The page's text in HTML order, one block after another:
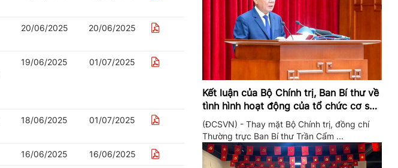
20/06/2025 20/06/2025
19/06/2025 01/07/2025
18/06/2025 01/07/2025
16/06/2025 16/06/2025
Kết luận của Bộ Chính trị, Ban Bí thư về
tình hình hoạt động của tổ chức cơ sở
đảng trong quý II/2026
(ĐCSVN) - Thay mặt Bộ Chính trị, đồng chí
Thường trực Ban Bí thư Trần Cẩm ...